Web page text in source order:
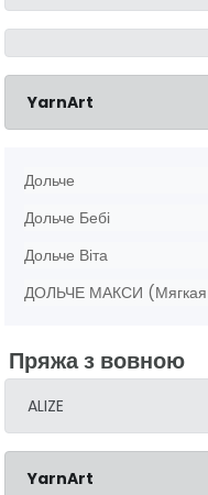
YarnArt
Дольче
Дольче Бебі
Дольче Віта
ДОЛЬЧЕ МАКСИ (Мягкая
Пряжа з вовною
ALIZE
YarnArt